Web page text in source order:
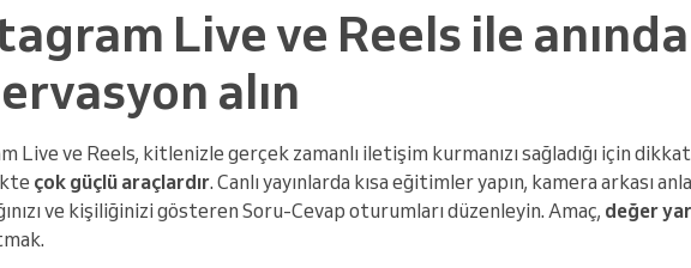
Live ve Reels ile anında
alın
Live ve Reels, kitlenizle gerçek zamanlı iletişim kurmanızı sağladığı için
çok güçlü araçlardır. Canlı yayınlarda kısa eğitimler yapın, kamera arkası
ve kişiliğinizi gösteren Soru-Cevap oturumları düzenleyin. Amaç, değer